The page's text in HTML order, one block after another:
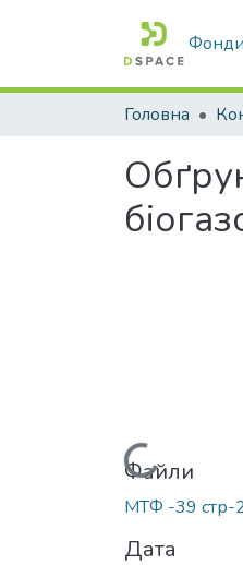
Фонди
Головна
Вантажиться...
Файли
МТФ -39 стр-
Дата